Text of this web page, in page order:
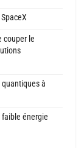
couper le
à
énergie